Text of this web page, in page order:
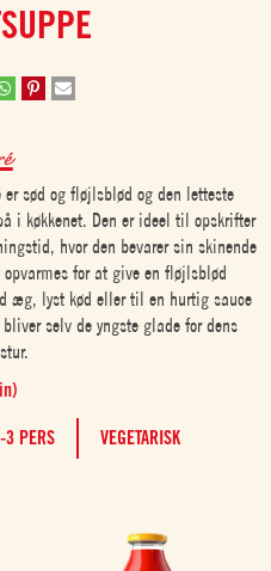
er sød og fløjlsblød og den letteste
i køkkenet. Den er ideel til opskrifter
hvor den bevarer sin skinende
for at give en fløjlsblød
æg, lyst kød eller til en hurtig sauce
selv de yngste glade for dens
3 PERS VEGETARISK